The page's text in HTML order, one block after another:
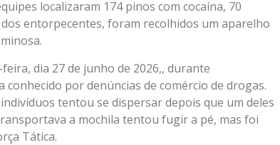
localizaram 174 pinos com cocaína, 70
entorpecentes, foram recolhidos um aparelho
dia 27 de junho de 2026,, durante
por denúncias de comércio de drogas.
tentou se dispersar depois que um deles
a mochila tentou fugir a pé, mas foi
Tática.